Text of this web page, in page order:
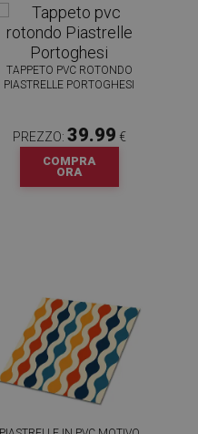
TAPPETO PVC ROTONDO
PIASTRELLE PORTOGHESI
PREZZO: 39.99 €
COMPRA
ORA